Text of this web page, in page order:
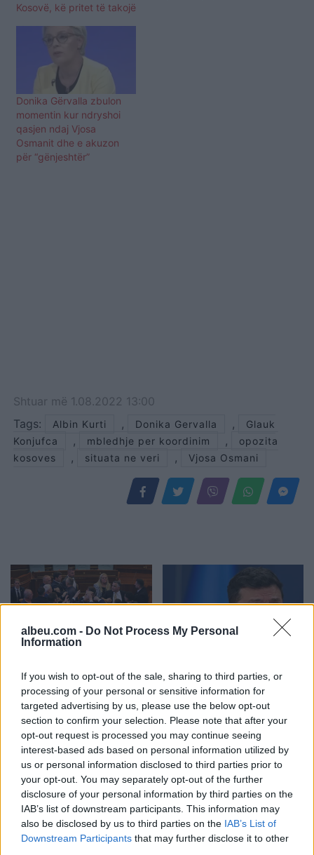
albeu.com - Do Not Process My Personal
Information
If you wish to opt-out of the sale, sharing to third parties, or
processing of your personal or sensitive information for
targeted advertising by us, please use the below opt-out
section to confirm your selection. Please note that after your
opt-out request is processed you may continue seeing
interest-based ads based on personal information utilized by
us or personal information disclosed to third parties prior to
your opt-out. You may separately opt-out of the further
disclosure of your personal information by third parties on the
IAB’s list of downstream participants. This information may
also be disclosed by us to third parties on the IAB’s List of
Downstream Participants that may further disclose it to other
Kosovë, kë pritet të takojë
Donika Gërvalla zbulon
momentin kur ndryshoi
qasjen ndaj Vjosa
Osmanit dhe e akuzon
për “gënjeshtër”
Shtuar më 1.08.2022 13:00
Tags:
Albin Kurti , Donika Gervalla ,
Glauk
Konjufca
, mbledhje per koordinim ,
opozita
kosoves
, situata ne veri , Vjosa Osmani
dëshiron të qëndrojë për
Kryeparlamentarin, por të
largohet për Presidentin
Ukraina nuk e ndryshon
qëndrimin për mosnjohjen
e Kosovës
Kusari-Lila akuzon
opozitën për politikë të
KDI: Moskonstituimi i
Kuvendit brenda afatit 30-